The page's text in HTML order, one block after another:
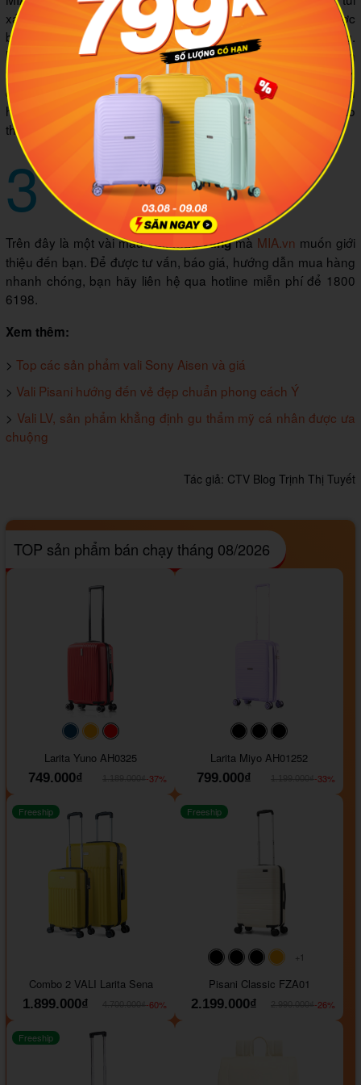
xách du lịch, phụ kiện… Tất cả các dòng vali của MIA được
bảo hành trọn đời, đảm bảo quyền lợi lâu dài cho khách hàng.
Bên cạnh đó, giá bán vali của MIA.vn cũng cực kỳ ưu đãi, luôn
thấp hơn từ 10 đến 30% so với trung tâm thương mại. Vì vậy,
để chọn được cho mình một chiếc vali màu vàng ưng ý, bạn
hãy ghé đến ngay cửa hàng MIA gần nhất hoặc tham khảo
thông tin trên website MIA.vn.
3 Kết luận
Trên đây là một vài mẫuvali màu vàngmà MIA.vn muốn giới
thiệu đến bạn. Để được tư vấn, báo giá, hướng dẫn mua hàng
nhanh chóng, bạn hãy liên hệ qua hotline miễn phí để 1800
6198.
Xem thêm:
> Top các sản phẩm vali Sony Aisen và giá
> Vali Pisani hướng đến vẻ đẹp chuẩn phong cách Ý
> Vali LV, sản phẩm khẳng định gu thẩm mỹ cá nhân được ưa
chuộng
Tác giả: CTV Blog Trịnh Thị Tuyết
TOP sản phẩm bán chạy tháng 08/2026
#093f69#ffa500
Larita Yuno AH0325
749.000₫
-37%
#000000#000000
Larita Miyo AH01252
799.000₫
-33%
Freeship
Combo 2 VALI Larita Sena
1.899.000₫
-60%
#000000#000000
#000000
#ffa500
+1
Freeship
Pisani Classic FZA01
2.199.000₫
-26%
Freeship